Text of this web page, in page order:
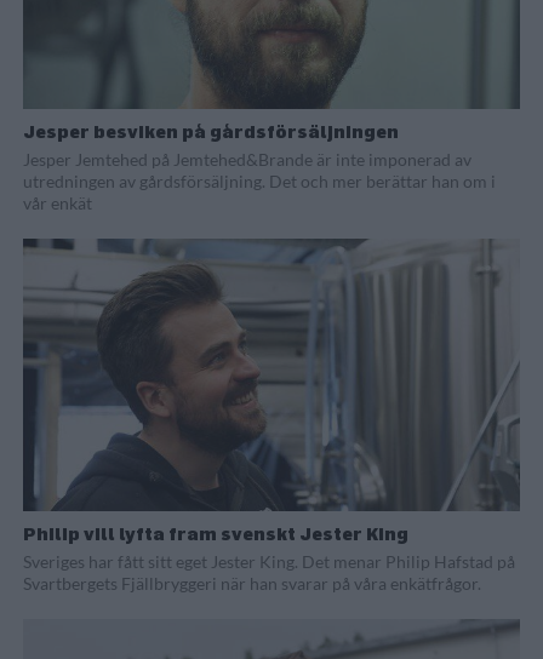
Jesper besviken på gårdsförsäljningen
Jesper Jemtehed på Jemtehed&Brande är inte imponerad av
utredningen av gårdsförsäljning. Det och mer berättar han om i
vår enkät
Philip vill lyfta fram svenskt Jester King
Sveriges har fått sitt eget Jester King. Det menar Philip Hafstad på
Svartbergets Fjällbryggeri när han svarar på våra enkätfrågor.